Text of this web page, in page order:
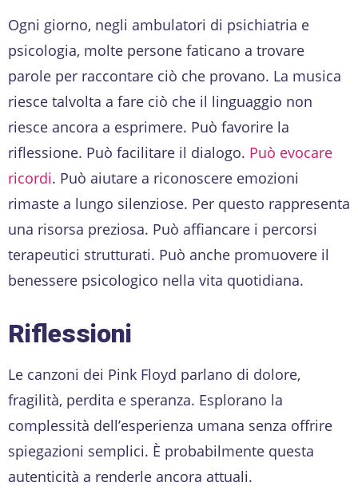
Ogni giorno, negli ambulatori di psichiatria e
psicologia, molte persone faticano a trovare
parole per raccontare ciò che provano. La musica
riesce talvolta a fare ciò che il linguaggio non
riesce ancora a esprimere. Può favorire la
riflessione. Può facilitare il dialogo. Può evocare
ricordi. Può aiutare a riconoscere emozioni
rimaste a lungo silenziose. Per questo rappresenta
una risorsa preziosa. Può affiancare i percorsi
terapeutici strutturati. Può anche promuovere il
benessere psicologico nella vita quotidiana.
Riflessioni
Le canzoni dei Pink Floyd parlano di dolore,
fragilità, perdita e speranza. Esplorano la
complessità dell’esperienza umana senza offrire
spiegazioni semplici. È probabilmente questa
autenticità a renderle ancora attuali.